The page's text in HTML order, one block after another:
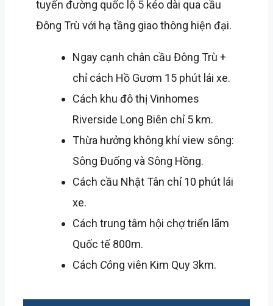
tuyến đường quốc lộ 5 kéo dài qua cầu
Đông Trù với hạ tầng giao thông hiện đại.
Ngay cạnh chân cầu Đông Trù +
chỉ cách Hồ Gươm 15 phút lái xe.
Cách khu đô thị Vinhomes
Riverside Long Biên chỉ 5 km.
Thừa hưởng không khí view sông:
Sông Đuống và Sông Hồng.
Cách cầu Nhật Tân chỉ 10 phút lái
xe.
Cách trung tâm hội chợ triển lãm
Quốc tế 800m.
Cách Công viên Kim Quy 3km.